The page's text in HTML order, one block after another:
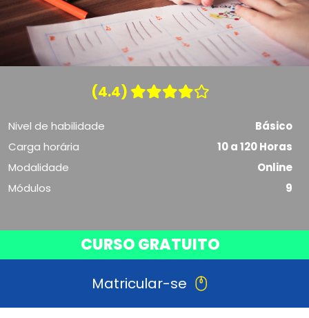
(4.4)
Nivel de habilidade
Básico
Carga horária
10 a 120 Horas
Modalidade
Online
Módulos
9
CURSO GRATUITO
Matricular-se